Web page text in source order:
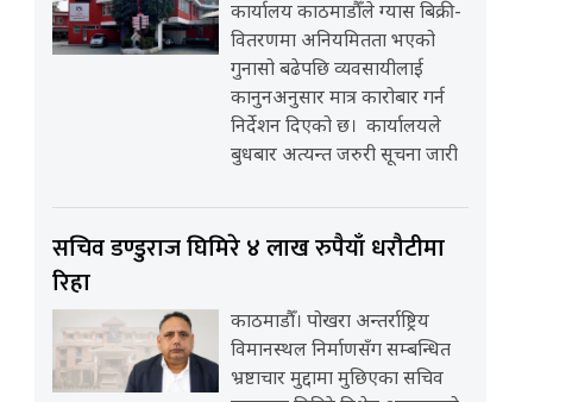
कार्यालय काठमाडौँले ग्यास बिक्री-
वितरणमा अनियमितता भएको
गुनासो बढेपछि व्यवसायीलाई
कानुनअनुसार मात्र कारोबार गर्न
निर्देशन दिएको छ। कार्यालयले
बुधबार अत्यन्त जरुरी सूचना जारी
सचिव डण्डुराज घिमिरे ४ लाख रुपैयाँ धरौटीमा
रिहा
काठमाडौँ। पोखरा अन्तर्राष्ट्रिय
विमानस्थल निर्माणसँग सम्बन्धित
भ्रष्टाचार मुद्दामा मुछिएका सचिव